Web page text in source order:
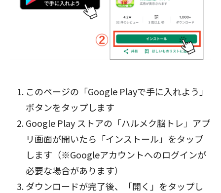
このページの「Google Playで手に入れよう」
ボタンをタップします
Google Play ストアの「ハルメク脳トレ」アプ
リ画面が開いたら「インストール」をタップ
します（※Googleアカウントへのログインが
必要な場合があります）
ダウンロードが完了後、「開く」をタップし